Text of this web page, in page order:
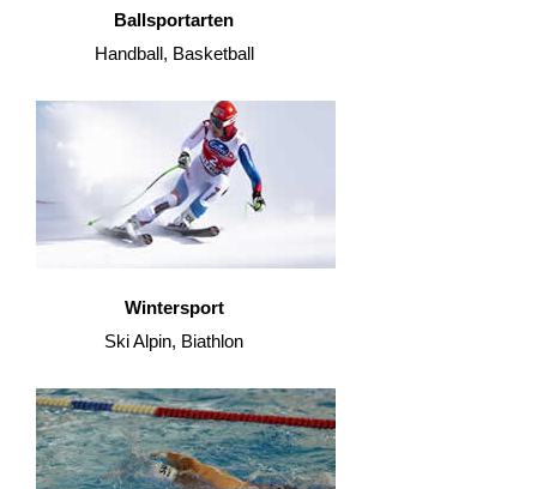
Ballsportarten
Handball, Basketball
Wintersport
Ski Alpin, Biathlon